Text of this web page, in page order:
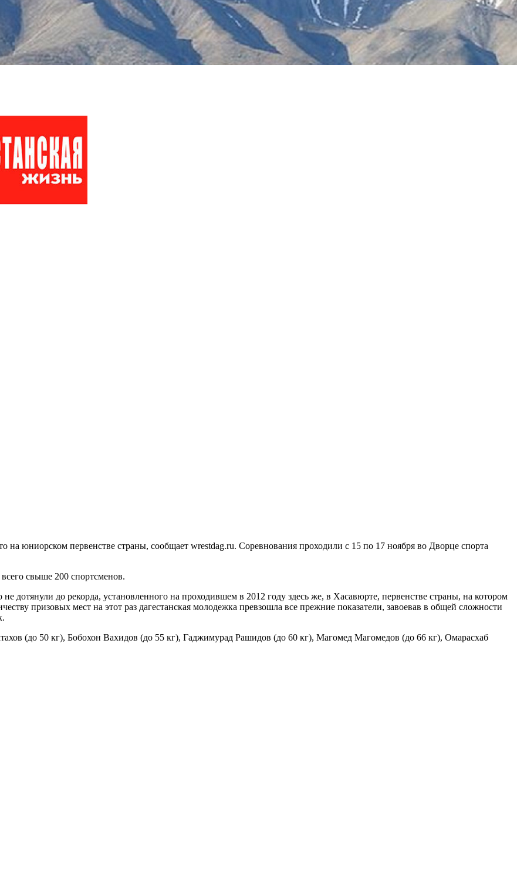
на юниорском первенстве страны, сообщает wrestdag.ru. Соревнования проходили с 15 по 17 ноября во Дворце спорта
свыше 200 спортсменов.
дотянули до рекорда, установленного на проходившем в 2012 году здесь же, в Хасавюрте, первенстве страны, на котором
призовых мест на этот раз дагестанская молодежка превзошла все прежние показатели, завоевав в общей сложности
(до 50 кг), Бобохон Вахидов (до 55 кг), Гаджимурад Рашидов (до 60 кг), Магомед Магомедов (до 66 кг), Омарасхаб